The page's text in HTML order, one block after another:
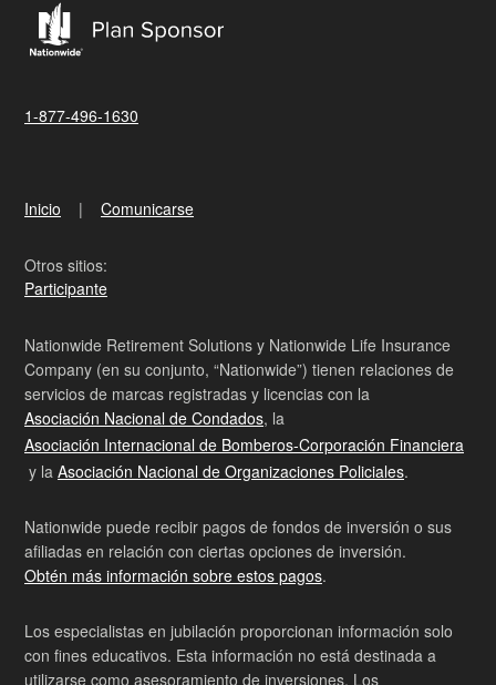
1-877-496-1630
Inicio Comunicarse
Otros sitios:
Participante
Nationwide Retirement Solutions y Nationwide Life Insurance
Company (en su conjunto, “Nationwide”) tienen relaciones de
servicios de marcas registradas y licencias con la
Asociación Nacional de Condados, la
Asociación Internacional de Bomberos-Corporación Financiera
y la Asociación Nacional de Organizaciones Policiales.
Nationwide puede recibir pagos de fondos de inversión o sus
afiliadas en relación con ciertas opciones de inversión.
Obtén más información sobre estos pagos.
Los especialistas en jubilación proporcionan información solo
con fines educativos. Esta información no está destinada a
utilizarse como asesoramiento de inversiones. Los